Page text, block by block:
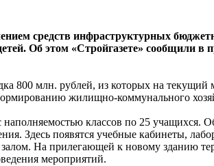
средств инфраструктурных
Об этом «Стройгазете» сообщили
800 млн. рублей, из которых на
жилищно-коммунального
классов по 25 учащихся.
Здесь появятся учебные кабинеты,
На прилегающей к новому зданию
мероприятий.